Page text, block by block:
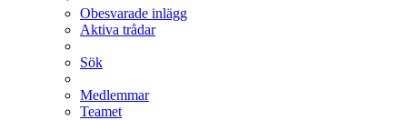
Obesvarade inlägg
Aktiva trådar
Sök
Medlemmar
Teamet